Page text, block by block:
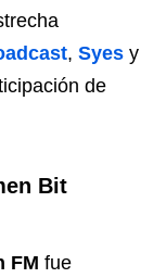
, Syes y
de
Bit
FM fue